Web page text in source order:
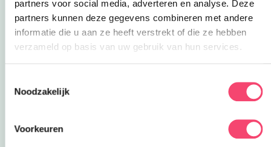
partners voor social media, adverteren en analyse. Deze
partners kunnen deze gegevens combineren met andere
informatie die u aan ze heeft verstrekt of die ze hebben
verzameld op basis van uw gebruik van hun services.
Noodzakelijk
Voorkeuren
kleurenillustraties. Voorlezen vanaf ca. 5 jaar.
Woezel en Pip kunnen niet wachten tot het
verlanglijstjes en zetten hun schoen. Maar als het
zover is, begint het te stormen. Kan de Sint hun